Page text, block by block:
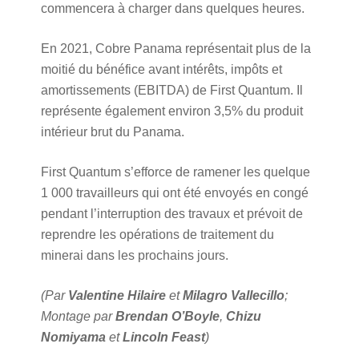
commencera à charger dans quelques heures.
En 2021, Cobre Panama représentait plus de la
moitié du bénéfice avant intérêts, impôts et
amortissements (EBITDA) de First Quantum. Il
représente également environ 3,5% du produit
intérieur brut du Panama.
First Quantum s’efforce de ramener les quelque
1 000 travailleurs qui ont été envoyés en congé
pendant l’interruption des travaux et prévoit de
reprendre les opérations de traitement du
minerai dans les prochains jours.
(Par Valentine HilaireetMilagro Vallecillo;
Montage parBrendan O’Boyle, Chizu
Nomiyama etLincoln Feast)